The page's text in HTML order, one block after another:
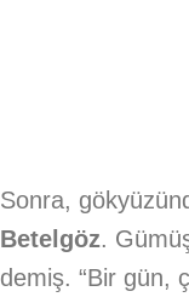
Sonra,
Betelgöz.
demiş. “Bir gün,